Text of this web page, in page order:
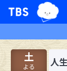
TBSテレ
土
よる 人